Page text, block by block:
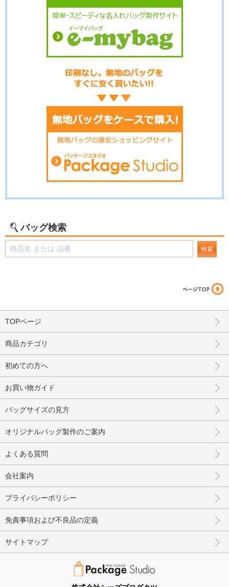
バッグ検索
検索
TOPページ
商品カテゴリ
初めての方へ
お買い物ガイド
バッグサイズの見方
オリジナルバッグ製作のご案内
よくある質問
会社案内
プライバシーポリシー
免責事項および不良品の定義
サイトマップ